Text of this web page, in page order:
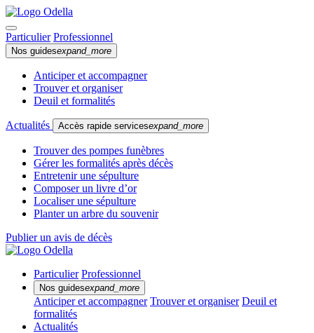
Particulier Professionnel
Nos guidesexpand_more
Anticiper et accompagner
Trouver et organiser
Deuil et formalités
Actualités Accès rapide servicesexpand_more
Trouver des pompes funèbres
Gérer les formalités après décès
Entretenir une sépulture
Composer un livre d’or
Localiser une sépulture
Planter un arbre du souvenir
Publier un avis de décès
Particulier Professionnel
Nos guidesexpand_more
Anticiper et accompagner Trouver et organiser Deuil et
formalités
Actualités